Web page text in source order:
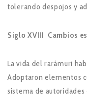
tolerando despojos y
Siglo XVIII Cambios
La vida del rarámuri
Adoptaron elementos
sistema de